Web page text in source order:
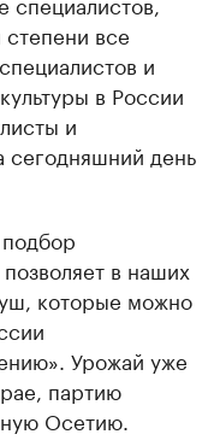
все
и
в России
и
сегодняшний день
в наших
которые можно
Урожай уже
партию
Осетию.